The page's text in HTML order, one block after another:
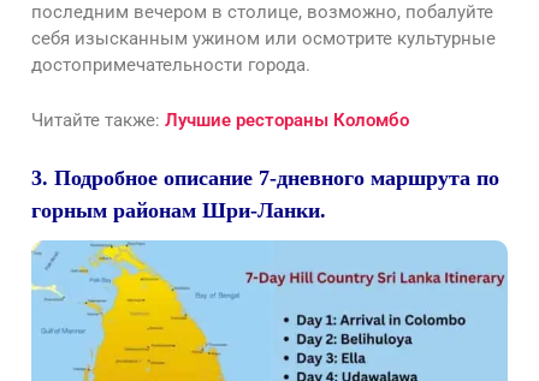
последним вечером в столице, возможно, побалуйте
себя изысканным ужином или осмотрите культурные
достопримечательности города.
Читайте также: Лучшие рестораны Коломбо
3. Подробное описание 7-дневного маршрута по
горным районам Шри-Ланки.